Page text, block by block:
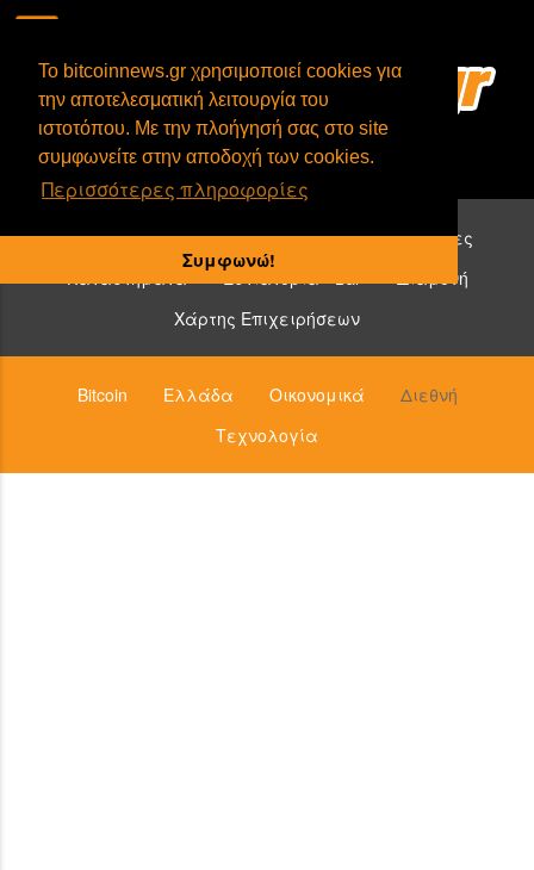
To bitcoinnews.gr χρησιμοποιεί cookies για
την αποτελεσματική λειτουργία του
ιστοτόπου. Με την πλοήγησή σας στο site
συμφωνείτε στην αποδοχή των cookies.
Περισσότερες πληροφορίες
Συμφωνώ!
Επιχειρήσεις που δέχονται bitcoin:
Υπηρεσίες
Καταστήματα
Εστιατόρια - Bar
Διαμονή
Χάρτης Επιχειρήσεων
Bitcoin Ελλάδα Οικονομικά
Διεθνή
Τεχνολογία